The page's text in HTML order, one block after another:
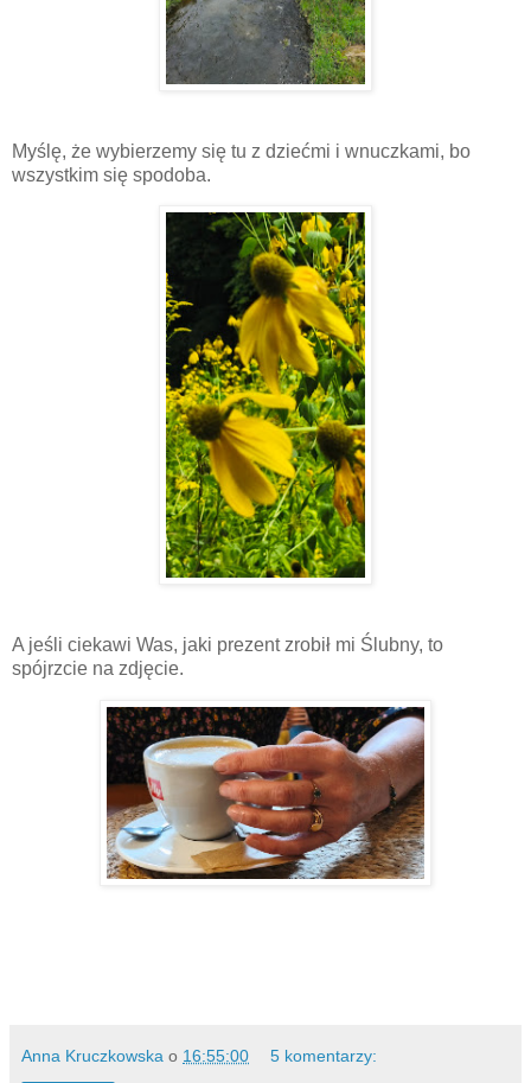
Myślę, że wybierzemy się tu z dziećmi i wnuczkami, bo
wszystkim się spodoba.
A jeśli ciekawi Was, jaki prezent zrobił mi Ślubny, to
spójrzcie na zdjęcie.
Anna Kruczkowska o 16:55:00 5 komentarzy: